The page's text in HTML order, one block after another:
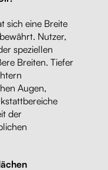
sich eine Breite
Nutzer,
speziellen
Breiten. Tiefer
Augen,
der